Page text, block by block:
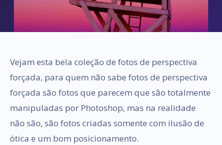
Vejam esta bela coleção de fotos de perspectiva
forçada, para quem não sabe fotos de perspectiva
forçada são fotos que parecem que são totalmente
manipuladas por Photoshop, mas na realidade
não são, são fotos criadas somente com ilusão de
ótica e um bom posicionamento.